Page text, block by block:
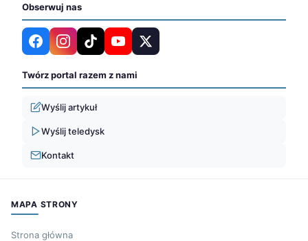
Obserwuj nas
Twórz portal razem z nami
Wyślij artykuł
Wyślij teledysk
Kontakt
MAPA STRONY
Strona główna